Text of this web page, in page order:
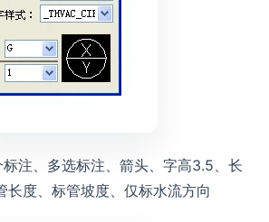
注、多选标注、箭头、字高3.5、长
长度、标管坡度、仅标水流方向